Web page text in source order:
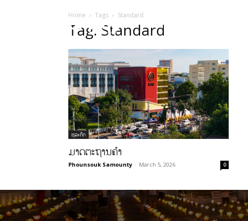
HOME
Home Tags Standard
Tag: Standard
ທຸລະກິດ
ມາດຕະຖານຄໍາ
Phounsouk Samounty - March 5, 2026 0